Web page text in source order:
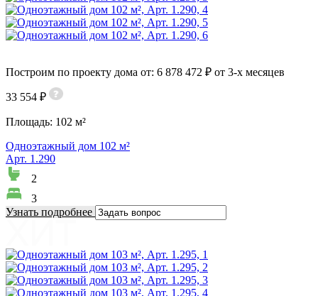
Построим по проекту дома от: 6 878 472 ₽ от 3-х месяцев
33 554 ₽
Площадь: 102 м²
Одноэтажный дом 102 м²
Арт. 1.290
2
3
Узнать подробнее